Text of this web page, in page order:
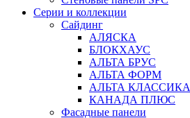
Серии и коллекции
Сайдинг
АЛЯСКА
БЛОКХАУС
АЛЬТА БРУС
АЛЬТА ФОРМ
АЛЬТА КЛАССИКА
КАНАДА ПЛЮС
Фасадные панели